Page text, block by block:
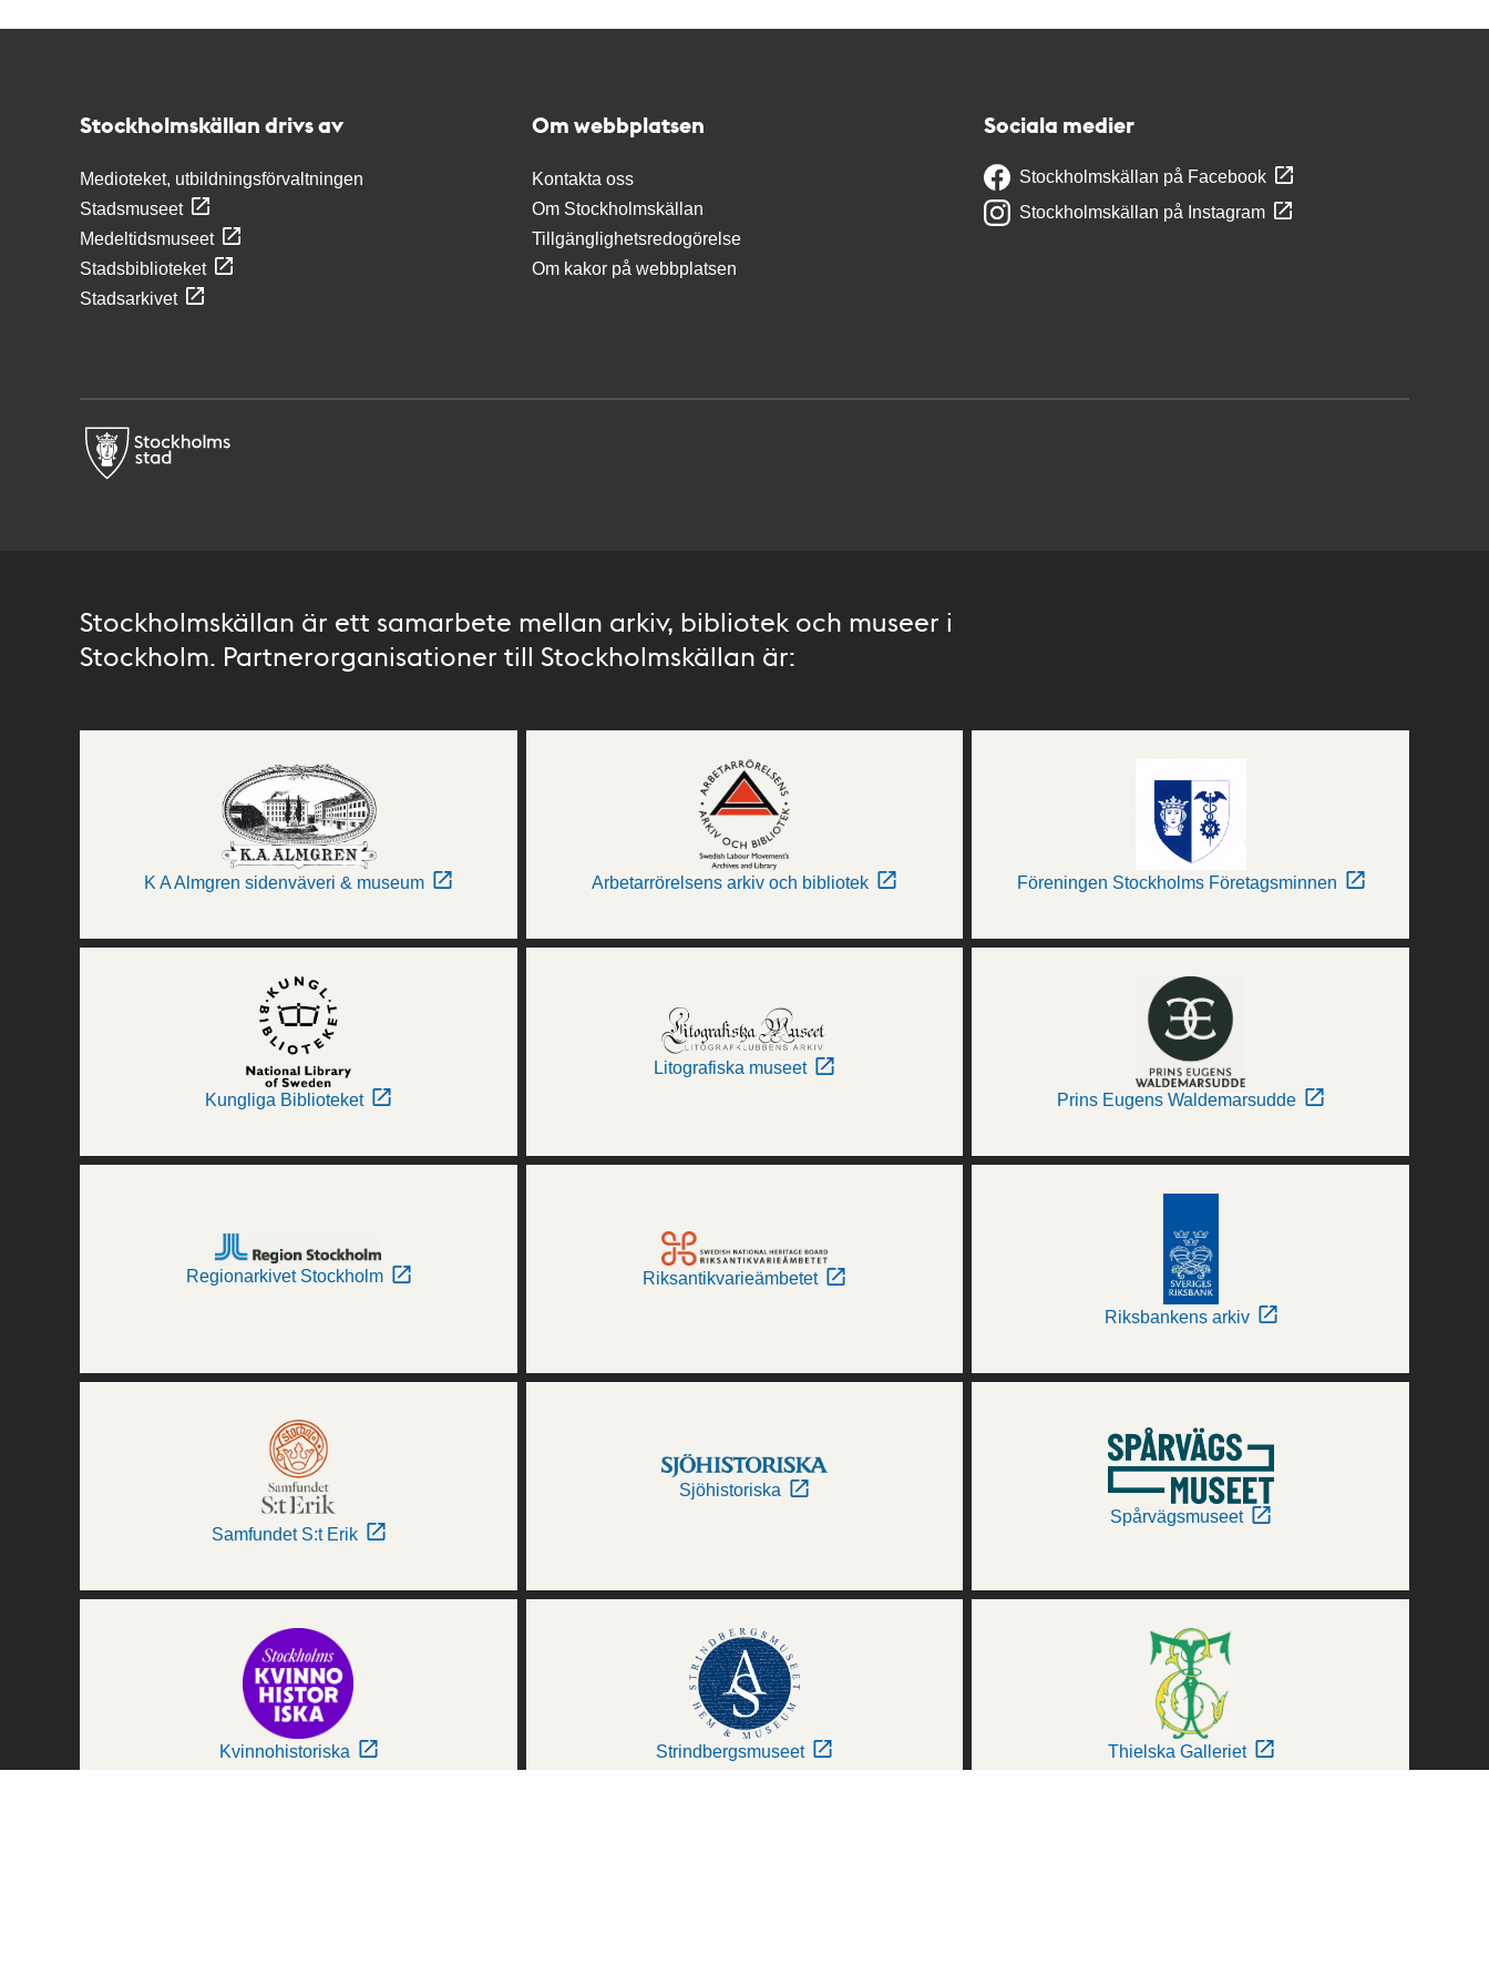
Stockholmskällan drivs av
Medioteket, utbildningsförvaltningen
Stadsmuseet
Medeltidsmuseet
Stadsbiblioteket
Stadsarkivet
Om webbplatsen
Kontakta oss
Om Stockholmskällan
Tillgänglighetsredogörelse
Om kakor på webbplatsen
Sociala medier
Stockholmskällan på Facebook
Stockholmskällan på Instagram
Stockholmskällan är ett samarbete mellan arkiv, bibliotek och museer i
Stockholm. Partnerorganisationer till Stockholmskällan är:
K A Almgren sidenväveri & museum Arbetarrörelsens arkiv och bibliotek Föreningen Stockholms Företagsminnen
Kungliga Biblioteket
Litografiska museet
Prins Eugens Waldemarsudde
Regionarkivet Stockholm Riksantikvarieämbetet
Riksbankens arkiv
Samfundet S:t Erik
Sjöhistoriska
Spårvägsmuseet
Kvinnohistoriska Strindbergsmuseet Thielska Galleriet